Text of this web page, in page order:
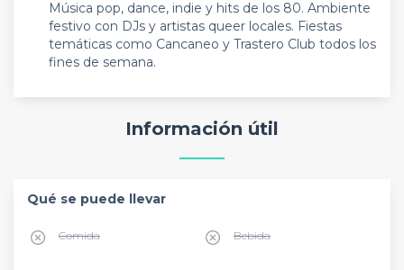
Música pop, dance, indie y hits de los 80. Ambiente
festivo con DJs y artistas queer locales. Fiestas
temáticas como Cancaneo y Trastero Club todos los
fines de semana.
Información útil
Qué se puede llevar
Comida Bebida